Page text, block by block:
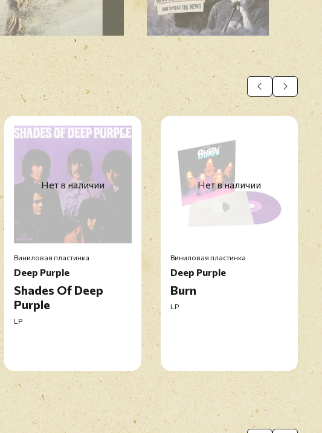
Нет в наличии
Виниловая пластинка
Deep Purple
Shades Of Deep
Purple
LP
Нет в наличии
Виниловая пластинка
Deep Purple
Burn
LP